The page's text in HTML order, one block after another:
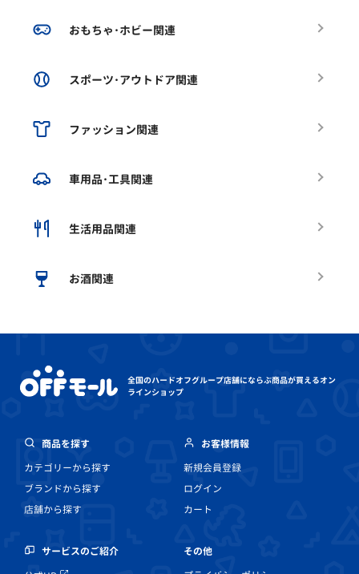
おもちゃ･ホビー関連
スポーツ･アウトドア関連
ファッション関連
車用品･工具関連
生活用品関連
お酒関連
全国のハードオフグループ店舗にならぶ商品が買えるオン
ラインショップ
商品を探す
カテゴリーから探す
ブランドから探す
店舗から探す
お客様情報
新規会員登録
ログイン
カート
サービスのご紹介
その他